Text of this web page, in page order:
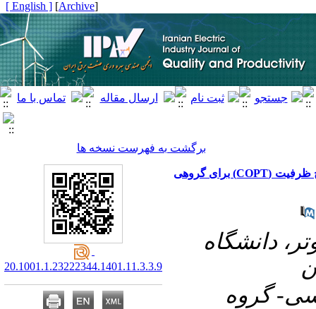
[
Archive
]
[ English ]
برگشت به فهرست نسخه ها
ارائه روشی تحلیلی جهت محاسبه جدول احتمال خروج ظرفیت (COPT) برای گروهی
دانشگاه
گروه
20.1001.1.23222344.1401.11.3.3.9